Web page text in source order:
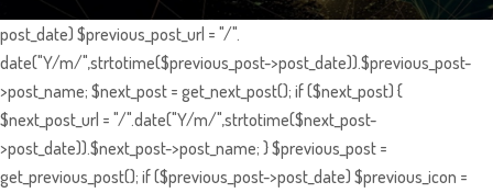
post_date) $previous_post_url = "/".
date("Y/m/",strtotime($previous_post->post_date)).$previous_post-
>post_name; $next_post = get_next_post(); if ($next_post) {
$next_post_url = "/".date("Y/m/",strtotime($next_post-
>post_date)).$next_post->post_name; } $previous_post =
get_previous_post(); if ($previous_post->post_date) $previous_icon =